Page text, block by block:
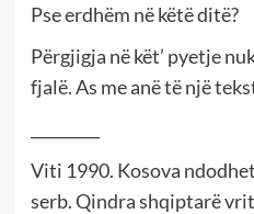
Pse erdhëm në këtë ditë?
Përgjigja në kët’ pyetje
fjalë. As me anë të një
Viti 1990. Kosova
serb. Qindra shqiptarë